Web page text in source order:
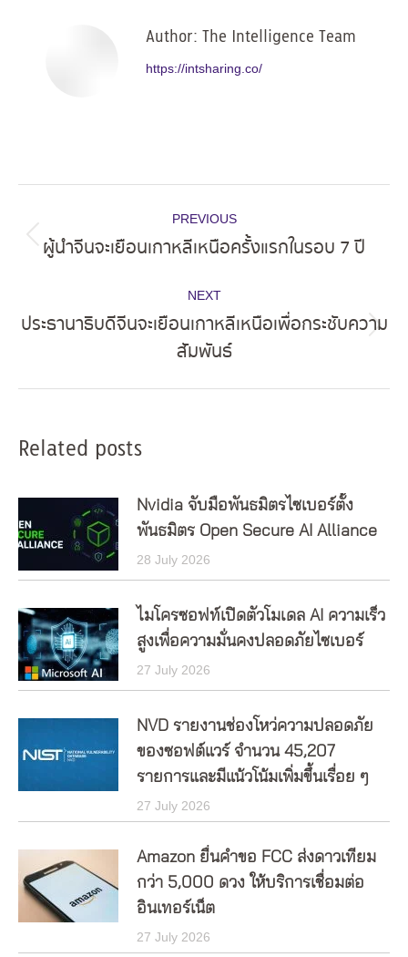
Author: The Intelligence Team
https://intsharing.co/
navigation
PREVIOUS
Previous
ผู้นำจีนจะเยือนเกาหลีเหนือครั้งแรกในรอบ 7 ปี
NEXT
post:
ประธานาธิบดีจีนจะเยือนเกาหลีเหนือเพื่อกระชับความ
สัมพันธ์
Related posts
Nvidia จับมือพันธมิตรไซเบอร์ตั้ง
พันธมิตร Open Secure AI Alliance
28 July 2026
ไมโครซอฟท์เปิดตัวโมเดล AI ความเร็ว
สูงเพื่อความมั่นคงปลอดภัยไซเบอร์
27 July 2026
NVD รายงานช่องโหว่ความปลอดภัย
ของซอฟต์แวร์ จำนวน 45,207
รายการและมีแน้วโน้มเพิ่มขึ้นเรื่อย ๆ
27 July 2026
Amazon ยื่นคำขอ FCC ส่งดาวเทียม
กว่า 5,000 ดวง ให้บริการเชื่อมต่อ
อินเทอร์เน็ต
27 July 2026